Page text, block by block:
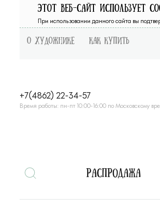
Этот веб-сайт использует
При использовании данного сайта вы
О художнике Как купить
+7(4862) 22-34-57
Время работы: пн-пт 10:00-16:00 по Московскому
Распродажа